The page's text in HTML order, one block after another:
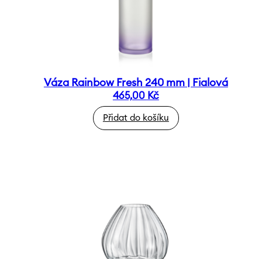
Váza Rainbow Fresh 240 mm | Fialová
465,00 Kč
Přidat do košíku